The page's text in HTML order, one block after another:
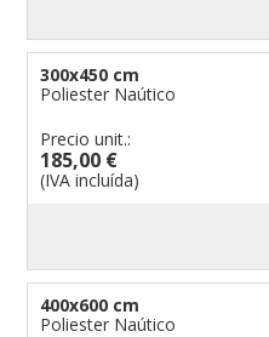
300x450 cm
Poliester Naútico
Precio unit.:
185,00 €
(IVA incluída)
400x600 cm
Poliester Naútico